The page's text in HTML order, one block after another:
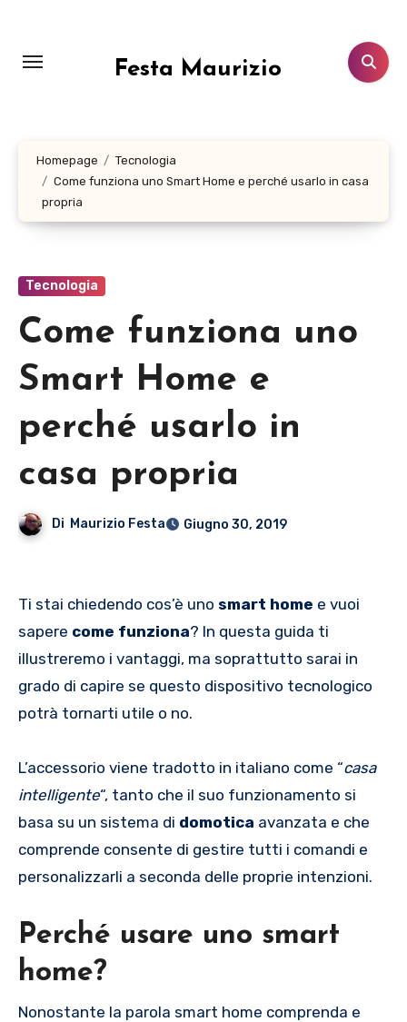
contenuto
Festa Maurizio
Homepage
Tecnologia
Come funziona uno Smart Home e perché usarlo in casa
propria
Tecnologia
Come funziona uno
Smart Home e
perché usarlo in
casa propria
Di Maurizio Festa Giugno 30, 2019
Ti stai chiedendo cos’è uno smart home e vuoi
sapere come funziona? In questa guida ti
illustreremo i vantaggi, ma soprattutto sarai in
grado di capire se questo dispositivo tecnologico
potrà tornarti utile o no.
L’accessorio viene tradotto in italiano come “casa
intelligente“, tanto che il suo funzionamento si
basa su un sistema di domotica avanzata e che
comprende consente di gestire tutti i comandi e
personalizzarli a seconda delle proprie intenzioni.
Perché usare uno smart
home?
Nonostante la parola smart home comprenda e